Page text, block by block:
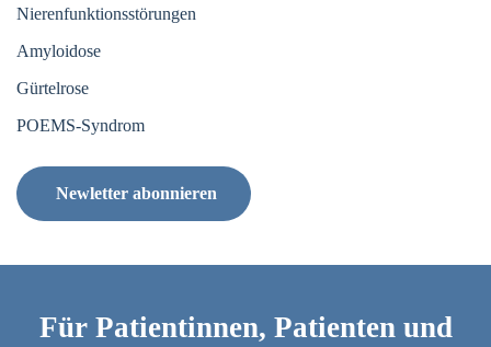
Nierenfunktionsstörungen
Amyloidose
Gürtelrose
POEMS-Syndrom
Newletter abonnieren
Für Patientinnen, Patienten und